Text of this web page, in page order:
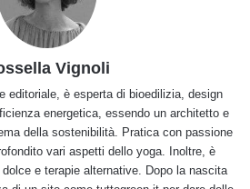
Vignoli
editoriale, è esperta di bioedilizia, design
energetica, essendo un architetto e
della sostenibilità. Pratica con passione
vari aspetti dello yoga. Inoltre, è
e terapie alternative. Dopo la nascita